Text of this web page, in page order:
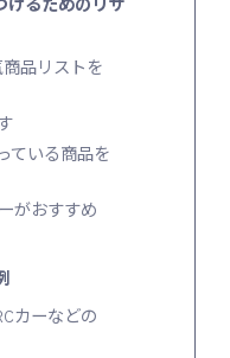
品リストを
ている商品を
がおすすめ
カーなどの